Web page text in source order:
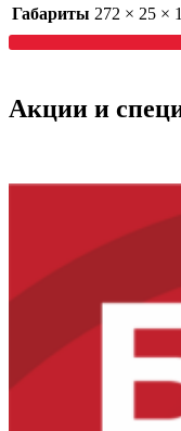
Габариты 272 × 25 ×
Акции и